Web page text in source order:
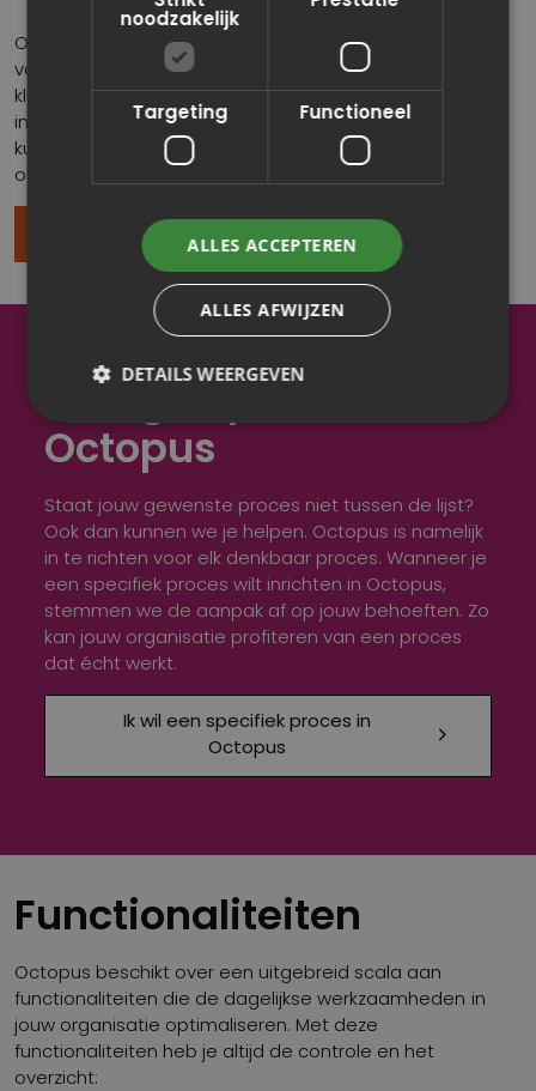
Octopus zorgt voor heldere communicatie en een
volledige dossieropbouw. Hierdoor beschikken juridisch,
klantenservice en fraudeafdelingen altijd over de juiste
informatie. Benieuwd wat we voor jouw organisatie
kunnen betekenen? Neem dan vrijblijvend contact met
ons op.
Ik wil meer informatie
Je eigen proces in
Octopus
Staat jouw gewenste proces niet tussen de lijst?
Ook dan kunnen we je helpen. Octopus is namelijk
in te richten voor elk denkbaar proces. Wanneer je
een specifiek proces wilt inrichten in Octopus,
stemmen we de aanpak af op jouw behoeften. Zo
kan jouw organisatie profiteren van een proces
dat écht werkt.
Ik wil een specifiek proces in
Octopus
Functionaliteiten
Octopus beschikt over een uitgebreid scala aan
functionaliteiten die de dagelijkse werkzaamheden in
jouw organisatie optimaliseren. Met deze
functionaliteiten heb je altijd de controle en het
overzicht:
noodzakelijk
Targeting Functioneel
ALLES ACCEPTEREN
ALLES AFWIJZEN
DETAILS WEERGEVEN